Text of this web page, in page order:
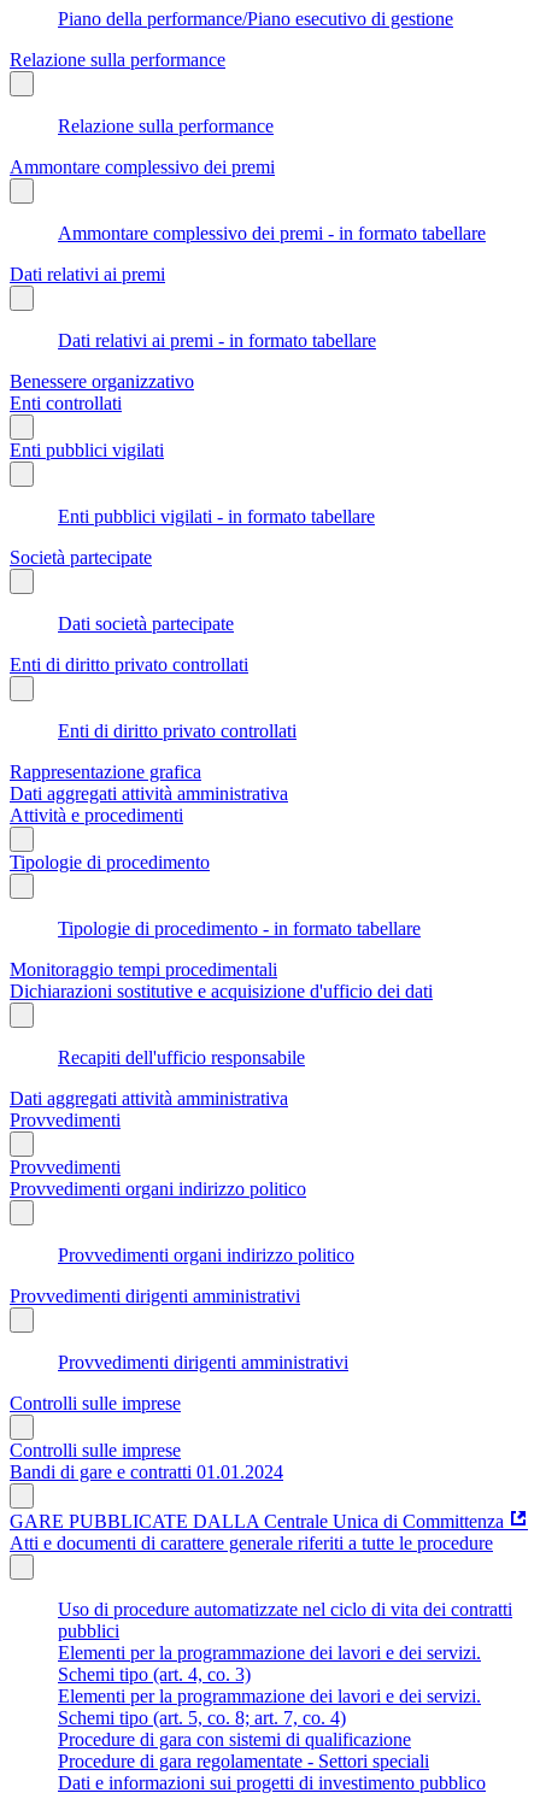
Piano della performance/Piano esecutivo di gestione
Relazione sulla performance
Relazione sulla performance
Ammontare complessivo dei premi
Ammontare complessivo dei premi - in formato tabellare
Dati relativi ai premi
Dati relativi ai premi - in formato tabellare
Benessere organizzativo
Enti controllati
Enti pubblici vigilati
Enti pubblici vigilati - in formato tabellare
Società partecipate
Dati società partecipate
Enti di diritto privato controllati
Enti di diritto privato controllati
Rappresentazione grafica
Dati aggregati attività amministrativa
Attività e procedimenti
Tipologie di procedimento
Tipologie di procedimento - in formato tabellare
Monitoraggio tempi procedimentali
Dichiarazioni sostitutive e acquisizione d'ufficio dei dati
Recapiti dell'ufficio responsabile
Dati aggregati attività amministrativa
Provvedimenti
Provvedimenti
Provvedimenti organi indirizzo politico
Provvedimenti organi indirizzo politico
Provvedimenti dirigenti amministrativi
Provvedimenti dirigenti amministrativi
Controlli sulle imprese
Controlli sulle imprese
Bandi di gare e contratti 01.01.2024
GARE PUBBLICATE DALLA Centrale Unica di Committenza
Atti e documenti di carattere generale riferiti a tutte le procedure
Uso di procedure automatizzate nel ciclo di vita dei contratti
pubblici
Elementi per la programmazione dei lavori e dei servizi.
Schemi tipo (art. 4, co. 3)
Elementi per la programmazione dei lavori e dei servizi.
Schemi tipo (art. 5, co. 8; art. 7, co. 4)
Procedure di gara con sistemi di qualificazione
Procedure di gara regolamentate - Settori speciali
Dati e informazioni sui progetti di investimento pubblico